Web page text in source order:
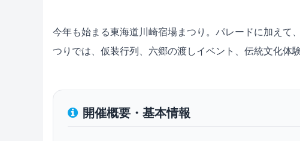
今年も始まる東海道川崎宿場まつり。パレードに加えて
つりでは、仮装行列、六郷の渡しイベント、伝統文化体
開催概要・基本情報